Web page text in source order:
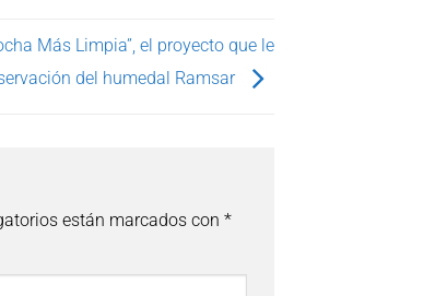
Más Limpia”, el proyecto que le
del humedal Ramsar
están marcados con *